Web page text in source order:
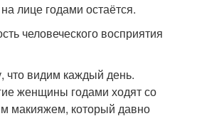
лице годами остаётся.
человеческого восприятия
видим каждый день.
женщины годами ходят со
макияжем, который давно